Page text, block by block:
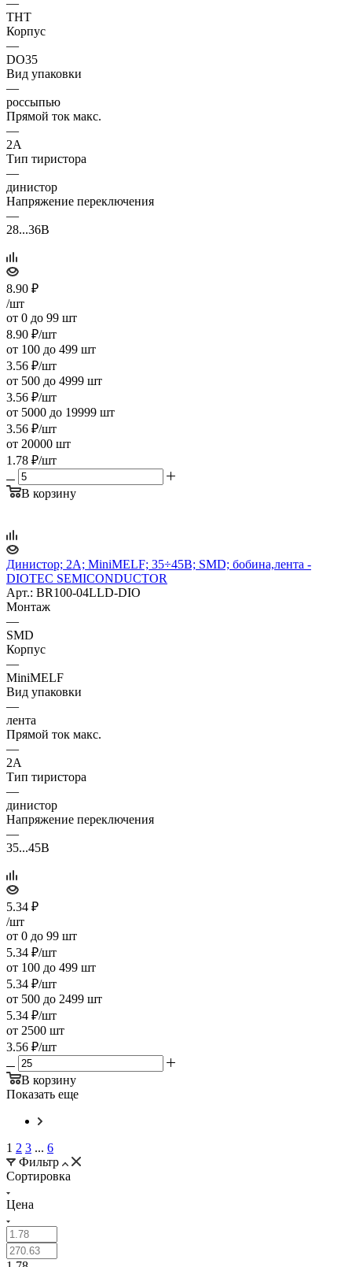
THT
Корпус
—
DO35
Вид упаковки
—
россыпью
Прямой ток макс.
—
2А
Тип тиристора
—
динистор
Напряжение переключения
—
28...36В
8.90 ₽
/шт
от 0 до 99 шт
8.90 ₽/шт
от 100 до 499 шт
3.56 ₽/шт
от 500 до 4999 шт
3.56 ₽/шт
от 5000 до 19999 шт
3.56 ₽/шт
от 20000 шт
1.78 ₽/шт
В корзину
Динистор; 2А; MiniMELF; 35÷45В; SMD; бобина,лента -
DIOTEC SEMICONDUCTOR
Арт.: BR100-04LLD-DIO
Монтаж
—
SMD
Корпус
—
MiniMELF
Вид упаковки
—
лента
Прямой ток макс.
—
2А
Тип тиристора
—
динистор
Напряжение переключения
—
35...45В
5.34 ₽
/шт
от 0 до 99 шт
5.34 ₽/шт
от 100 до 499 шт
5.34 ₽/шт
от 500 до 2499 шт
5.34 ₽/шт
от 2500 шт
3.56 ₽/шт
В корзину
Показать еще
1 2 3 ... 6
Фильтр
Сортировка
Цена